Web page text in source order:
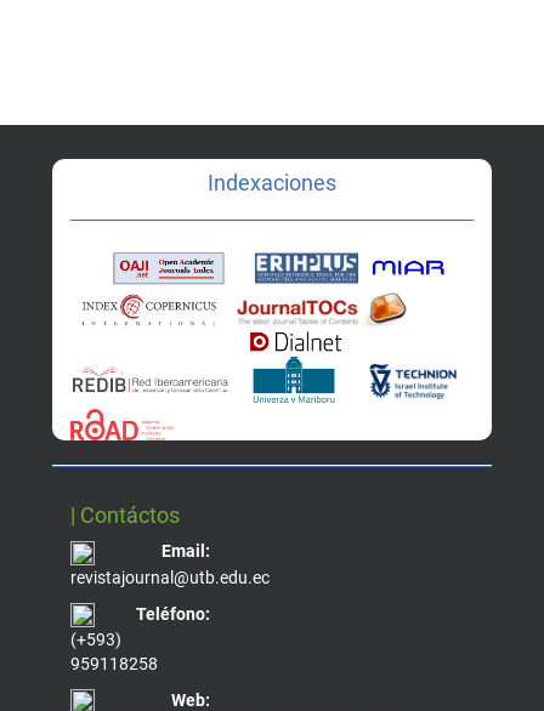
Indexaciones
| Contáctos
Email:
revistajournal@utb.edu.ec
Teléfono:
(+593)
959118258
Web: